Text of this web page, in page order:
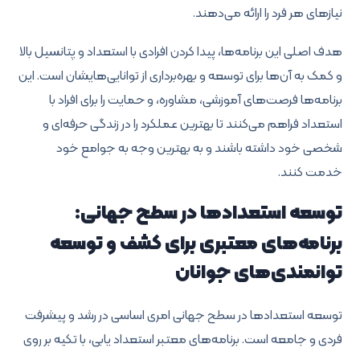
نیازهای هر فرد را ارائه می‌دهند.
هدف اصلی این برنامه‌ها، پیدا کردن افرادی با استعداد و پتانسیل بالا
و کمک به آن‌ها برای توسعه و بهره‌برداری از توانایی‌هایشان است. این
برنامه‌ها فرصت‌های آموزشی، مشاوره، و حمایت را برای افراد با
استعداد فراهم می‌کنند تا بهترین عملکرد را در زندگی حرفه‌ای و
شخصی خود داشته باشند و به بهترین وجه به جوامع خود
خدمت کنند.
توسعه استعدادها در سطح جهانی:
برنامه‌های معتبری برای کشف و توسعه
توانمندی‌های جوانان
توسعه استعدادها در سطح جهانی امری اساسی در رشد و پیشرفت
فردی و جامعه است. برنامه‌های معتبر استعداد یابی، با تکیه بر روی